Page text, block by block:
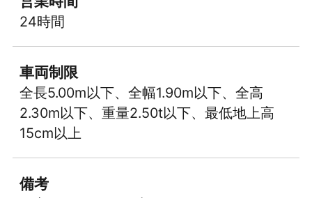
24時間
車両制限
全長5.00m以下、全幅1.90m以下、全高
2.30m以下、重量2.50t以下、最低地上高
15cm以上
備考